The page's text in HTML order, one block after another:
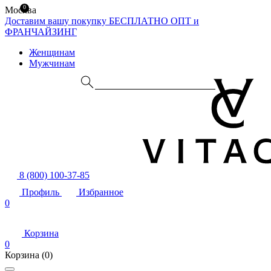
Москва
Доставим вашу покупку БЕСПЛАТНО ОПТ и
ФРАНЧАЙЗИНГ
Женщинам
Мужчинам
8 (800) 100-37-85
Профиль
Избранное
0
Корзина
0
Корзина (0)
0